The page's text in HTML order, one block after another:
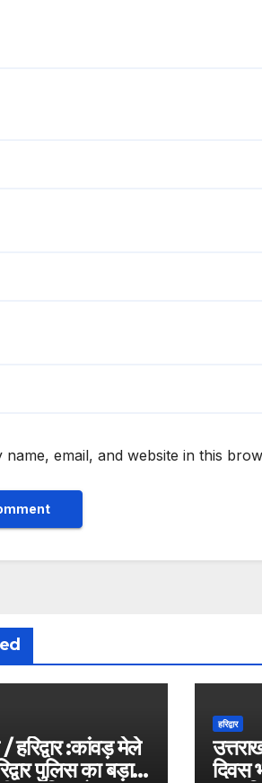
name, email, and website in this
हरिद्वार :कांवड़ मेले
पुलिस का बड़ा
हरिद्वार
दिवस